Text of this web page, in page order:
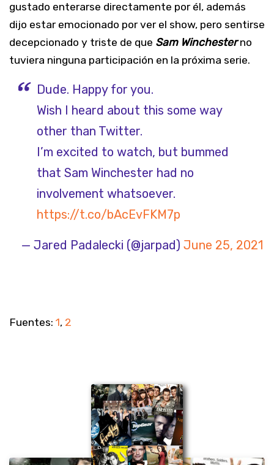
gustado enterarse directamente por él, además
dijo estar emocionado por ver el show, pero sentirse
decepcionado y triste de que Sam Winchesterno
tuviera ninguna participación en la próxima serie.
Dude. Happy for you.
Wish I heard about this some way
other than Twitter.
I’m excited to watch, but bummed
that Sam Winchester had no
involvement whatsoever.
https://t.co/bAcEvFKM7p
— Jared Padalecki (@jarpad) June 25, 2021
Fuentes: 1, 2